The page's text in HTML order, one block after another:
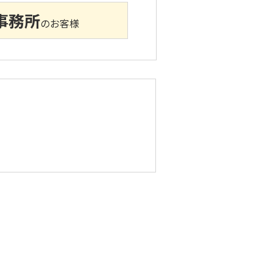
務所のお客様